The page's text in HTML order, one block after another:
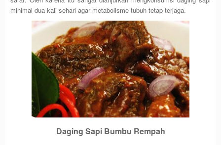
minimal dua kali sehari agar metabolisme tubuh tetap terjaga.
Daging Sapi Bumbu Rempah